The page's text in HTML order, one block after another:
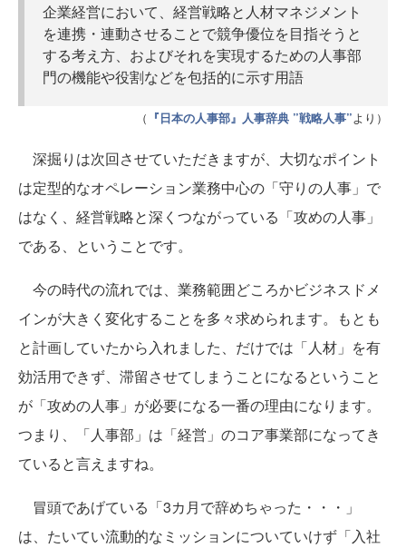
企業経営において、経営戦略と人材マネジメント
を連携・連動させることで競争優位を目指そうと
する考え方、およびそれを実現するための人事部
門の機能や役割などを包括的に示す用語
（ 『日本の人事部』人事辞典 ”戦略人事”より）
深掘りは次回させていただきますが、大切なポイント
は定型的なオペレーション業務中心の「守りの人事」で
はなく、経営戦略と深くつながっている「攻めの人事」
である、ということです。
今の時代の流れでは、業務範囲どころかビジネスドメ
インが大きく変化することを多々求められます。もとも
と計画していたから入れました、だけでは「人材」を有
効活用できず、滞留させてしまうことになるということ
が「攻めの人事」が必要になる一番の理由になります。
つまり、「人事部」は「経営」のコア事業部になってき
ていると言えますね。
冒頭であげている「3カ月で辞めちゃった・・・」
は、たいてい流動的なミッションについていけず「入社